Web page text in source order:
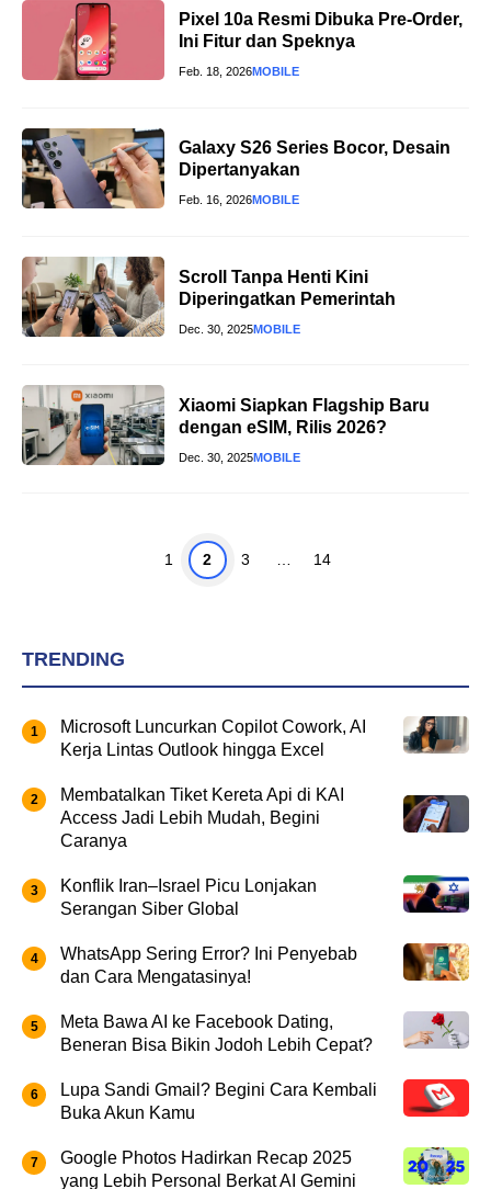
Pixel 10a Resmi Dibuka Pre-Order,
Ini Fitur dan Speknya
Feb. 18, 2026MOBILE
Galaxy S26 Series Bocor, Desain
Dipertanyakan
Feb. 16, 2026MOBILE
Scroll Tanpa Henti Kini
Diperingatkan Pemerintah
Dec. 30, 2025MOBILE
Xiaomi Siapkan Flagship Baru
dengan eSIM, Rilis 2026?
Dec. 30, 2025MOBILE
Page
1 Page
2 Page
3 … Page
14
TRENDING
Microsoft Luncurkan Copilot Cowork, AI
Kerja Lintas Outlook hingga Excel
Membatalkan Tiket Kereta Api di KAI
Access Jadi Lebih Mudah, Begini
Caranya
Konflik Iran–Israel Picu Lonjakan
Serangan Siber Global
WhatsApp Sering Error? Ini Penyebab
dan Cara Mengatasinya!
Meta Bawa AI ke Facebook Dating,
Beneran Bisa Bikin Jodoh Lebih Cepat?
Lupa Sandi Gmail? Begini Cara Kembali
Buka Akun Kamu
Google Photos Hadirkan Recap 2025
yang Lebih Personal Berkat AI Gemini